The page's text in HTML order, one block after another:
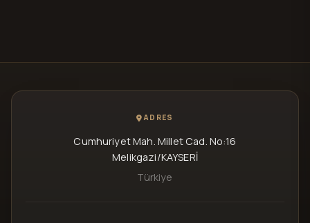
ADRES
Cumhuriyet Mah. Millet Cad. No:16
Melikgazi/KAYSERİ
Türkiye